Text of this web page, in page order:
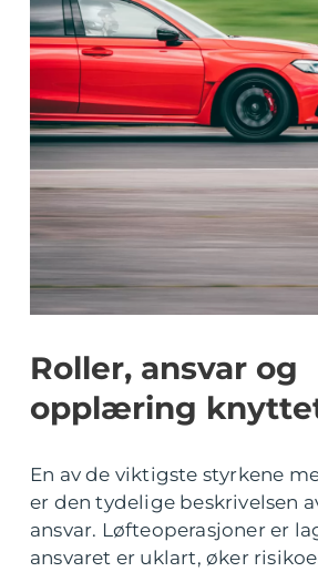
Roller, ansvar og
opplæring
En av de viktigste styrkene
er den tydelige beskrivelsen
ansvar. Løfteoperasjoner er
ansvaret er uklart, øker